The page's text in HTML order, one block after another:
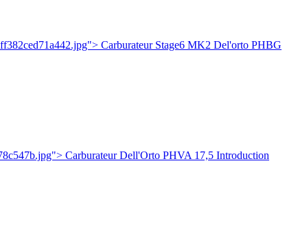
Carburateur Stage6 MK2 Del'orto PHBG
Carburateur Dell'Orto PHVA 17,5 Introduction